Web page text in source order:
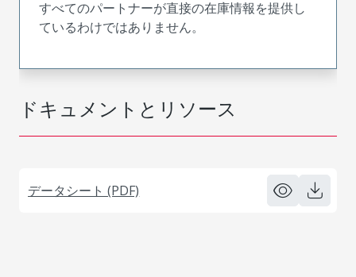
ドキュメントとリソース
データシート (PDF)
すべてのパートナーが直接の在庫情報を提供し
ているわけではありません。